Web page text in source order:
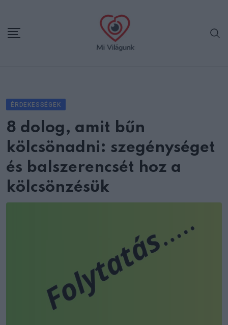
content
ÉRDEKESSÉGEK
8 dolog, amit bűn
kölcsönadni: szegénységet
és balszerencsét hoz a
kölcsönzésük